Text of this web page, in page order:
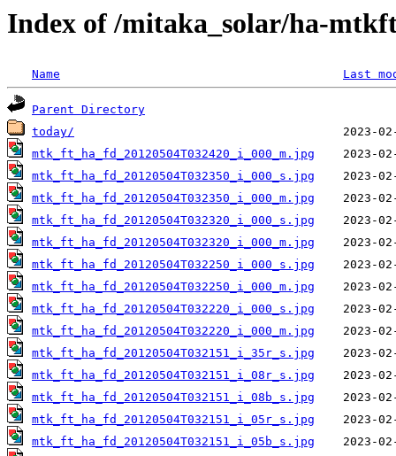
Index of /mitaka_solar/ha-
Name Last
Parent Directory
today/
mtk_ft_ha_fd_20120504T032420_i_000_m.jpg
mtk_ft_ha_fd_20120504T032350_i_000_s.jpg
mtk_ft_ha_fd_20120504T032350_i_000_m.jpg
mtk_ft_ha_fd_20120504T032320_i_000_s.jpg
mtk_ft_ha_fd_20120504T032320_i_000_m.jpg
mtk_ft_ha_fd_20120504T032250_i_000_s.jpg
mtk_ft_ha_fd_20120504T032250_i_000_m.jpg
mtk_ft_ha_fd_20120504T032220_i_000_s.jpg
mtk_ft_ha_fd_20120504T032220_i_000_m.jpg
mtk_ft_ha_fd_20120504T032151_i_35r_s.jpg
mtk_ft_ha_fd_20120504T032151_i_08r_s.jpg
mtk_ft_ha_fd_20120504T032151_i_08b_s.jpg
mtk_ft_ha_fd_20120504T032151_i_05r_s.jpg
mtk_ft_ha_fd_20120504T032151_i_05b_s.jpg